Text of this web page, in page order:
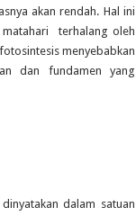
akan rendah. Hal ini
matahari terhalang oleh
menyebabkan
dan fundamen yang
dalam satuan